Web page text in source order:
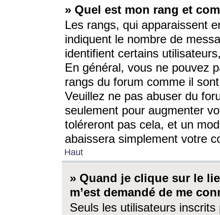
» Quel est mon rang et
Les rangs, qui apparaissent
indiquent le nombre de
identifient certains
En général, vous ne pouvez
rangs du forum comme il
Veuillez ne pas abuser du
seulement pour augmenter
toléreront pas cela, et un
abaissera simplement votre
Haut
» Quand je clique sur le
m’est demandé de me
Seuls les utilisateurs